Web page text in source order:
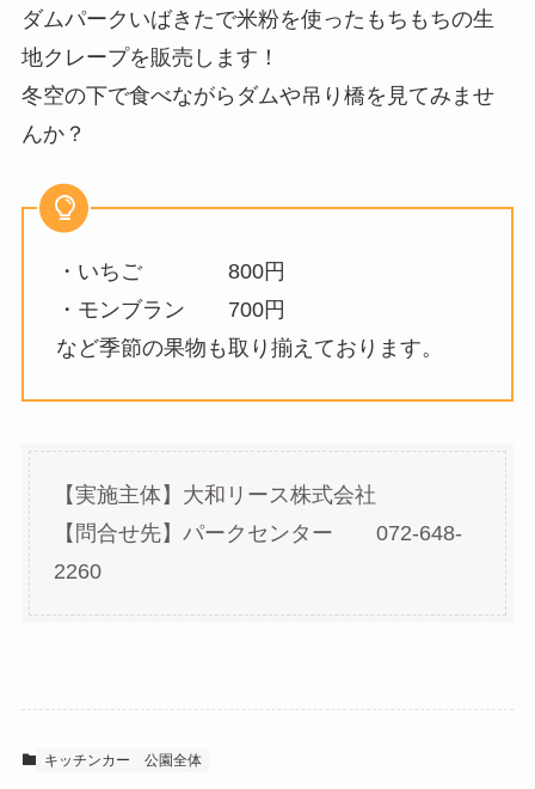
ダムパークいばきたで米粉を使ったもちもちの生
地クレープを販売します！
冬空の下で食べながらダムや吊り橋を見てみませ
んか？
・いちご 800円
・モンブラン 700円
など季節の果物も取り揃えております。
【実施主体】大和リース株式会社
【問合せ先】パークセンター 072-648-
2260
キッチンカー 公園全体